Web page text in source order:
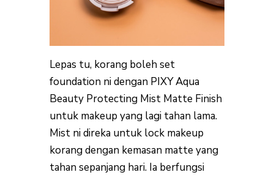
Lepas tu, korang boleh set
foundation ni dengan PIXY Aqua
Beauty Protecting Mist Matte Finish
untuk makeup yang lagi tahan lama.
Mist ni direka untuk lock makeup
korang dengan kemasan matte yang
tahan sepanjang hari. Ia berfungsi